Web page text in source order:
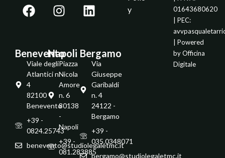
Benevento
Viale degli
Atlantici n.
4
82100 -
Benevento
+39 -
0824.25743
benevento@studiolegaletmc.it
Napoli
Piazza
Nicola
Amore
n. 6
80138
-
Napoli
+39 -
081.283885
Bergamo
Via
Giuseppe
Garibaldi
n. 4
24122 -
Bergamo
+39 -
035.0348071
bergamo@studiolegaletmc.it
y
01643680620
| PEC:
| Powered
byOfficina
Digitale